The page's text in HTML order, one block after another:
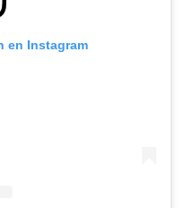
en Instagram